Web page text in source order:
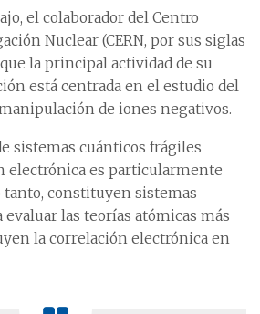
el colaborador del Centro
Nuclear (CERN, por sus siglas
la principal actividad de su
está centrada en el estudio del
de iones negativos.
sistemas cuánticos frágiles
electrónica es particularmente
constituyen sistemas
evaluar las teorías atómicas más
la correlación electrónica en